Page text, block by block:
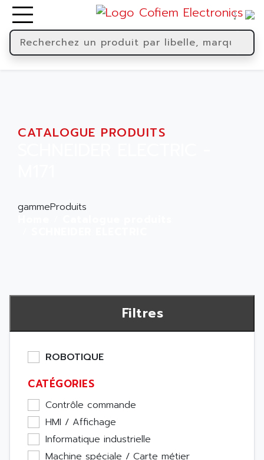
CATALOGUE PRODUITS
gammeProduits
Filtres
ROBOTIQUE
CATÉGORIES
Contrôle commande
HMI / Affichage
Informatique industrielle
Machine spéciale / Carte métier